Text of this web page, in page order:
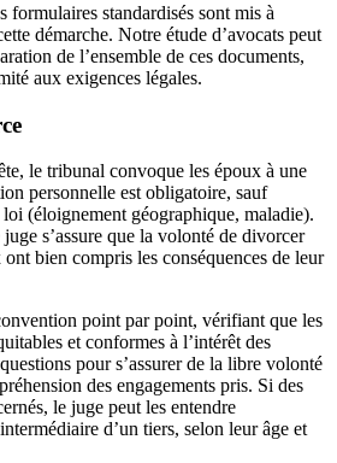
formulaires standardisés sont mis à
démarche. Notre étude d’avocats peut
de l’ensemble de ces documents,
aux exigences légales.
le tribunal convoque les époux à une
personnelle est obligatoire, sauf
(éloignement géographique, maladie).
s’assure que la volonté de divorcer
bien compris les conséquences de leur
point par point, vérifiant que les
et conformes à l’intérêt des
pour s’assurer de la libre volonté
des engagements pris. Si des
le juge peut les entendre
d’un tiers, selon leur âge et